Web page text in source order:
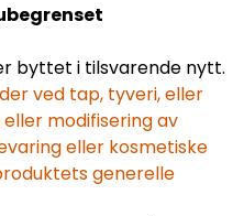
byttet i tilsvarende nytt.
ved tap, tyveri, eller
modifisering av
eller kosmetiske
generelle